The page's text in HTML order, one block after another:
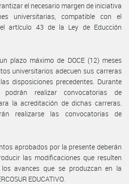
el necesario margen de iniciativa
universitarias, compatible con el
artículo 43 de la Ley de Educción
plazo máximo de DOCE (12) meses
universitarios adecuen sus carreras
disposiciones precedentes. Durante
realizar convocatorias de
la acreditación de dichas carreras.
realizarse las convocatorias de
aprobados por la presente deberán
las modificaciones que resulten
avances que se produzcan en la
EDUCATIVO.